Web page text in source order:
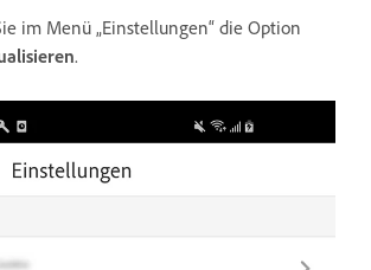
im Menü „Einstellungen“ die Option
.